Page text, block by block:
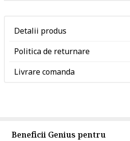
Detalii produs
Politica de returnare
Livrare comanda
Beneficii Genius pentru